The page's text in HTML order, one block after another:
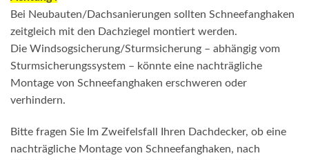
Bei Neubauten/Dachsanierungen sollten Schneefanghaken
zeitgleich mit den Dachziegel montiert werden.
Die Windsogsicherung/Sturmsicherung – abhängig vom
Sturmsicherungssystem – könnte eine nachträgliche
Montage von Schneefanghaken erschweren oder
verhindern.
Bitte fragen Sie Im Zweifelsfall Ihren Dachdecker, ob eine
nachträgliche Montage von Schneefanghaken, nach